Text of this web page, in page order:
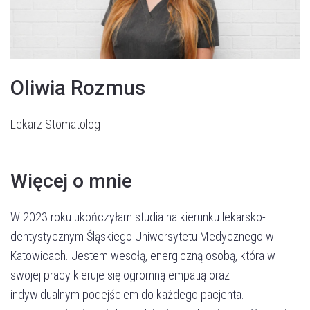
Oliwia Rozmus
Lekarz Stomatolog
Więcej o mnie
W 2023 roku ukończyłam studia na kierunku lekarsko-
dentystycznym Śląskiego Uniwersytetu Medycznego w
Katowicach. Jestem wesołą, energiczną osobą, która w
swojej pracy kieruje się ogromną empatią oraz
indywidualnym podejściem do każdego pacjenta.